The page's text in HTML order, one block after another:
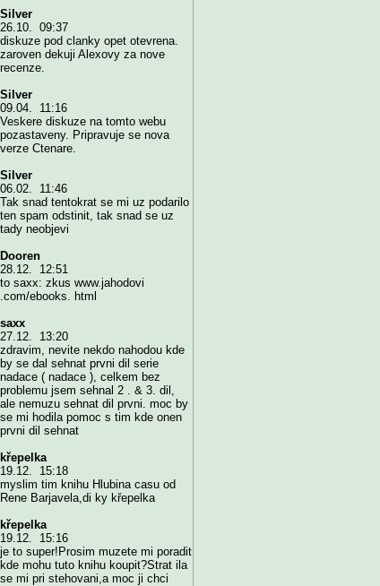
Silver
26.10. 09:37
diskuze pod clanky opet otevrena.
zaroven dekuji Alexovy za nove
recenze.
Silver
09.04. 11:16
Veskere diskuze na tomto webu
pozastaveny. Pripravuje se nova
verze Ctenare.
Silver
06.02. 11:46
Tak snad tentokrat se mi uz podarilo
ten spam odstinit, tak snad se uz
tady neobjevi
Dooren
28.12. 12:51
to saxx: zkus www.jahodovi
.com/ebooks. html
saxx
27.12. 13:20
zdravim, nevite nekdo nahodou kde
by se dal sehnat prvni dil serie
nadace ( nadace ), celkem bez
problemu jsem sehnal 2 . & 3. dil,
ale nemuzu sehnat dil prvni. moc by
se mi hodila pomoc s tim kde onen
prvni dil sehnat
křepelka
19.12. 15:18
myslim tim knihu Hlubina casu od
Rene Barjavela,di ky křepelka
křepelka
19.12. 15:16
je to super!Prosim muzete mi poradit
kde mohu tuto knihu koupit?Strat ila
se mi pri stehovani,a moc ji chci